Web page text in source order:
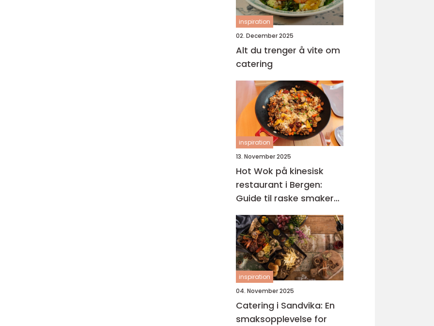
inspiration
02. December 2025
Alt du trenger å vite om
catering
inspiration
13. November 2025
Hot Wok på kinesisk
restaurant i Bergen:
Guide til raske smaker
på Sotra
inspiration
04. November 2025
Catering i Sandvika: En
smaksopplevelse for